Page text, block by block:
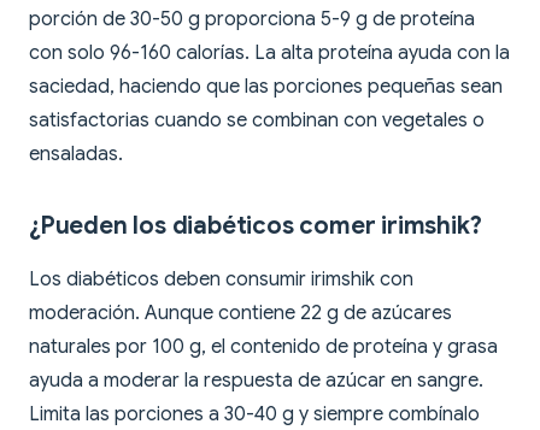
porción de 30-50 g proporciona 5-9 g de proteína
con solo 96-160 calorías. La alta proteína ayuda con la
saciedad, haciendo que las porciones pequeñas sean
satisfactorias cuando se combinan con vegetales o
ensaladas.
¿Pueden los diabéticos comer irimshik?
Los diabéticos deben consumir irimshik con
moderación. Aunque contiene 22 g de azúcares
naturales por 100 g, el contenido de proteína y grasa
ayuda a moderar la respuesta de azúcar en sangre.
Limita las porciones a 30-40 g y siempre combínalo